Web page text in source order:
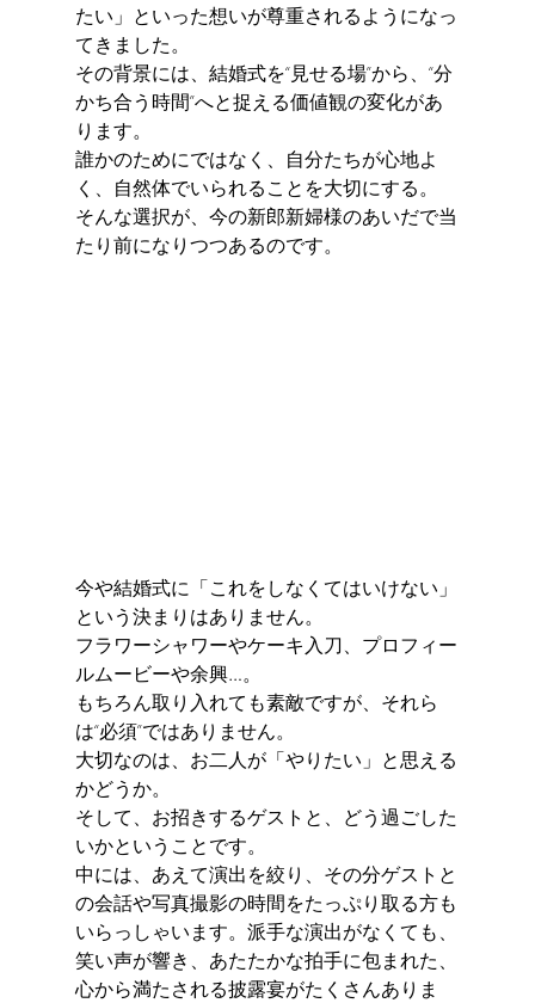
たい」といった想いが尊重されるようになっ
てきました。
その背景には、結婚式を“見せる場”から、“分
かち合う時間”へと捉える価値観の変化があ
ります。
誰かのためにではなく、自分たちが心地よ
く、自然体でいられることを大切にする。
そんな選択が、今の新郎新婦様のあいだで当
たり前になりつつあるのです。
今や結婚式に「これをしなくてはいけない」
という決まりはありません。
フラワーシャワーやケーキ入刀、プロフィー
ルムービーや余興…。
もちろん取り入れても素敵ですが、それら
は“必須”ではありません。
大切なのは、お二人が「やりたい」と思える
かどうか。
そして、お招きするゲストと、どう過ごした
いかということです。
中には、あえて演出を絞り、その分ゲストと
の会話や写真撮影の時間をたっぷり取る方も
いらっしゃいます。派手な演出がなくても、
笑い声が響き、あたたかな拍手に包まれた、
心から満たされる披露宴がたくさんありま